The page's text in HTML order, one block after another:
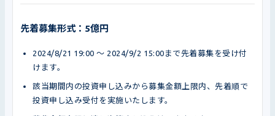
先着募集形式：5億円
2024/8/21 19:00 〜 2024/9/2 15:00まで先着募集を受け付
けます。
該当期間内の投資申し込みから募集金額上限内、先着順で
投資申し込み受付を実施いたします。